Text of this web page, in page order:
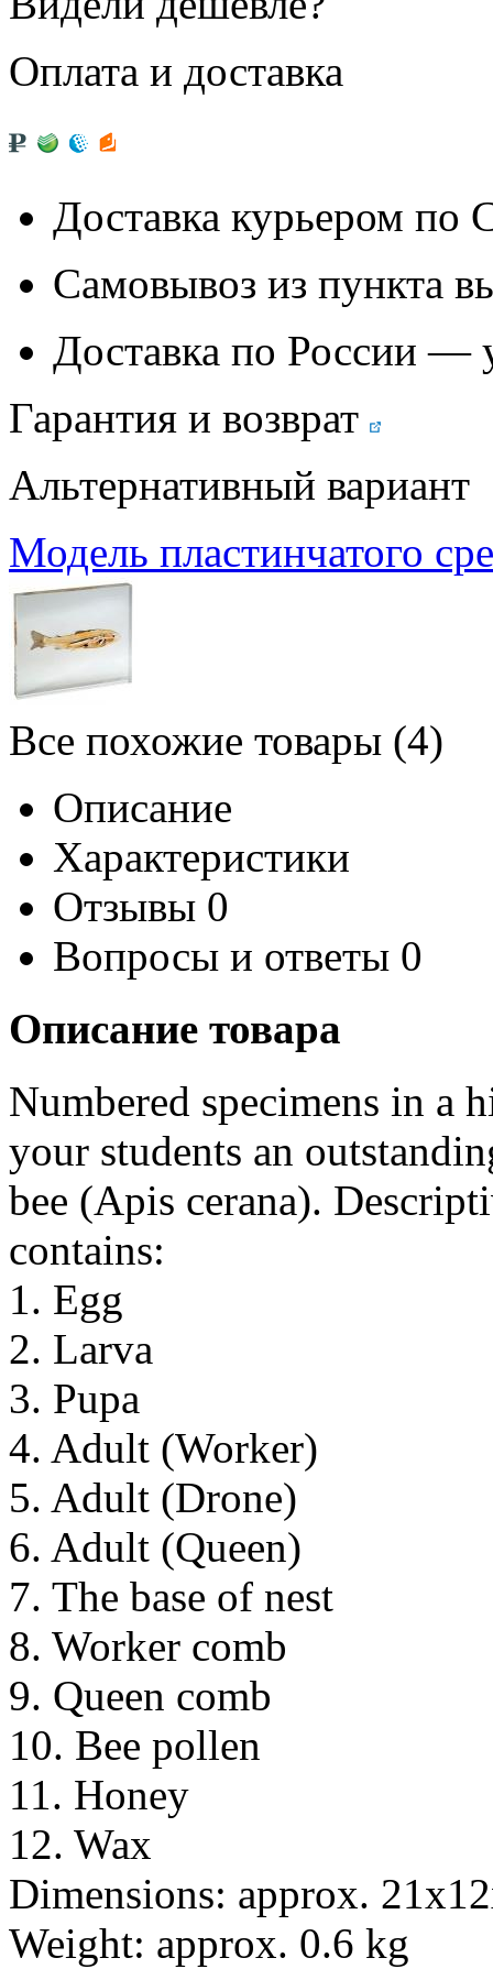
Оплата и доставка
Доставка курьером
Самовывоз из пункта
Доставка по России —
Гарантия и возврат
Альтернативный вариант
Модель пластинчатого
Все похожие товары (4)
Описание
Характеристики
Отзывы 0
Вопросы и ответы 0
Описание товара
Numbered specimens in
your students an
bee (Apis cerana).
contains:
1. Egg
2. Larva
3. Pupa
4. Adult (Worker)
5. Adult (Drone)
6. Adult (Queen)
7. The base of nest
8. Worker comb
9. Queen comb
10. Bee pollen
11. Honey
12. Wax
Dimensions: approx.
Weight: approx. 0.6 kg